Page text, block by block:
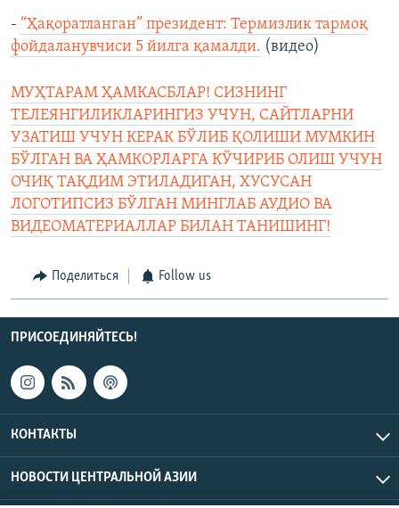
- “Ҳақоратланган” президент: Термизлик тармоқ
фойдаланувчиси 5 йилга қамалди. (видео)
МУҲТАРАМ ҲАМКАСБЛАР! СИЗНИНГ
ТЕЛЕЯНГИЛИКЛАРИНГИЗ УЧУН, САЙТЛАРНИ
УЗАТИШ УЧУН КЕРАК БЎЛИБ ҚОЛИШИ МУМКИН
БЎЛГАН ВА ҲАМКОРЛАРГА КЎЧИРИБ ОЛИШ УЧУН
ОЧИҚ ТАҚДИМ ЭТИЛАДИГАН, ХУСУСАН
ЛОГОТИПСИЗ БЎЛГАН МИНГЛАБ АУДИО ВА
ВИДЕОМАТЕРИАЛЛАР БИЛАН ТАНИШИНГ!
Поделиться Follow us
ПРИСОЕДИНЯЙТЕСЬ!
КОНТАКТЫ
НОВОСТИ ЦЕНТРАЛЬНОЙ АЗИИ